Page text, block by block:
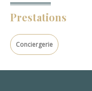
Prestations
Conciergerie